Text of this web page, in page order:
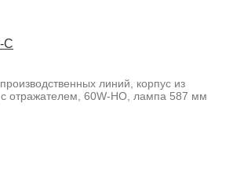
C
линий, корпус из
отражателем, 60W-HO, лампа 587 мм